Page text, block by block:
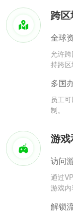
跨
全球
允许
持跨区
多国
员工
制。
游
访问
通过
游戏内
解锁